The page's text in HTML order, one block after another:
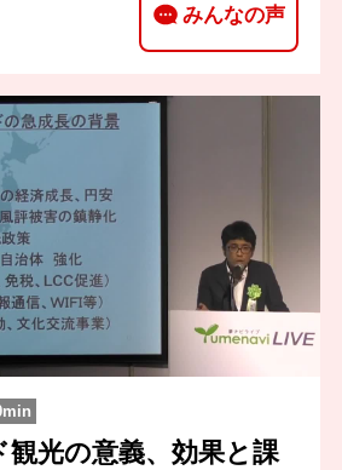
みんなの声
光の意義、効果と課